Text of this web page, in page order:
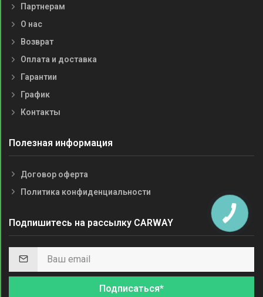
Партнерам
О нас
Возврат
Оплата и доставка
Гарантии
График
Контакты
Полезная информация
Договор оферта
Политика конфиденциальности
Подпишитесь на рассылку CARWAY
Подписаться*